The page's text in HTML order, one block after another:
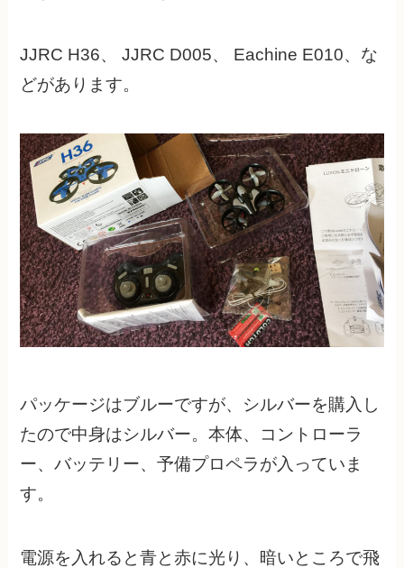
JJRC H36、 JJRC D005、 Eachine E010、な
どがあります。
パッケージはブルーですが、シルバーを購入し
たので中身はシルバー。本体、コントローラ
ー、バッテリー、予備プロペラが入っていま
す。
電源を入れると青と赤に光り、暗いところで飛